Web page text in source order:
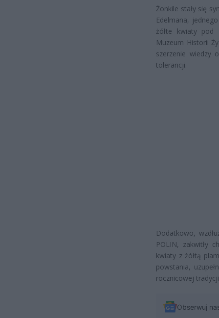
Żonkile stały się
Edelmana,
żółte kwiaty pod
Muzeum Historii
szerzenie wiedzy
tolerancji.
Dodatkowo,
POLIN, zakwitły
kwiaty z żółtą
powstania,
rocznicowej
Obserwuj